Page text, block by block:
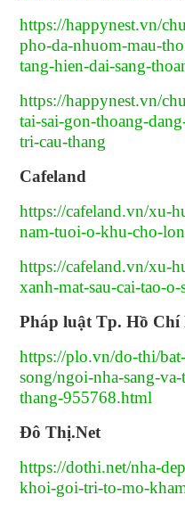
https://happynest.vn/
pho-da-nhuom-mau-
tang-hien-dai-sang-
https://happynest.vn/
tai-sai-gon-thoang-
tri-cau-thang
Cafeland
https://cafeland.vn/xu-
nam-tuoi-o-khu-cho-
https://cafeland.vn/xu-
xanh-mat-sau-cai-tao-
Pháp luật Tp. Hồ Chí
https://plo.vn/do-thi/
song/ngoi-nha-sang-
thang-955768.html
Đô Thị.Net
https://dothi.net/nha-
khoi-goi-tri-to-mo-